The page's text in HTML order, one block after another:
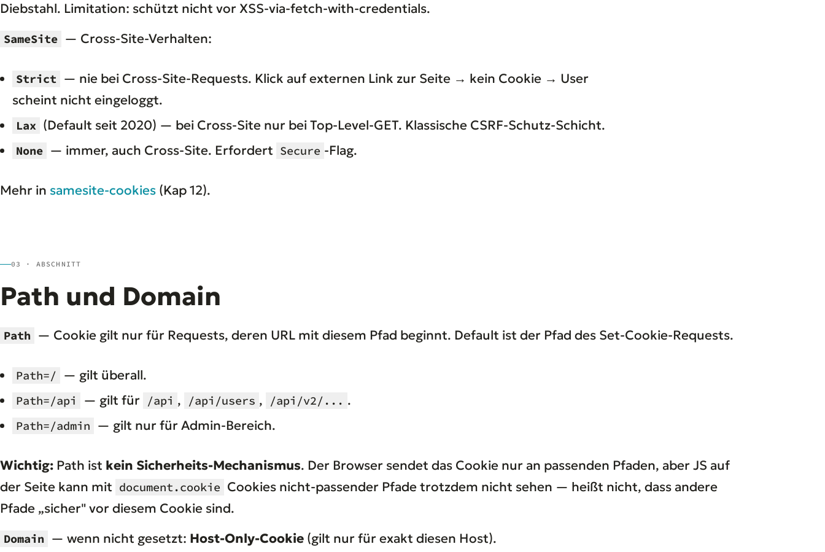
Diebstahl. Limitation: schützt nicht vor XSS-via-fetch-with-credentials.
SameSite — Cross-Site-Verhalten:
Strict — nie bei Cross-Site-Requests. Klick auf externen Link zur Seite → kein Cookie → User
scheint nicht eingeloggt.
Lax (Default seit 2020) — bei Cross-Site nur bei Top-Level-GET. Klassische CSRF-Schutz-Schicht.
None — immer, auch Cross-Site. Erfordert Secure -Flag.
Mehr in samesite-cookies (Kap 12).
03 · ABSCHNITT
Path und Domain
Path — Cookie gilt nur für Requests, deren URL mit diesem Pfad beginnt. Default ist der Pfad des Set-Cookie-Requests.
Path=/ — gilt überall.
Path=/api — gilt für /api , /api/users , /api/v2/... .
Path=/admin — gilt nur für Admin-Bereich.
Wichtig: Path ist kein Sicherheits-Mechanismus. Der Browser sendet das Cookie nur an passenden Pfaden, aber JS auf
der Seite kann mit document.cookie Cookies nicht-passender Pfade trotzdem nicht sehen — heißt nicht, dass andere
Pfade „sicher" vor diesem Cookie sind.
Domain — wenn nicht gesetzt: Host-Only-Cookie (gilt nur für exakt diesen Host).